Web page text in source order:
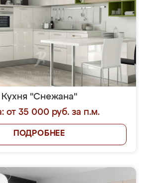
Кухня "Снежана"
от 35 000 руб. за п.м.
ПОДРОБНЕЕ